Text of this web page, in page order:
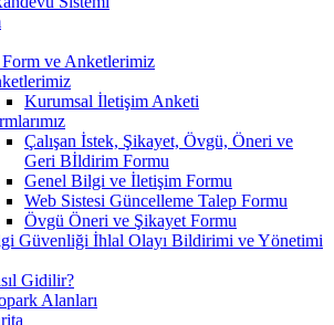
ve Anketlerimiz
Kurumsal İletişim Anketi
Çalışan İstek, Şikayet, Övgü, Öneri ve
Geri Bİldirim Formu
Genel Bilgi ve İletişim Formu
Web Sistesi Güncelleme Talep Formu
Övgü Öneri ve Şikayet Formu
Güvenliği İhlal Olayı Bildirimi ve Yönetimi
Gidilir?
Alanları